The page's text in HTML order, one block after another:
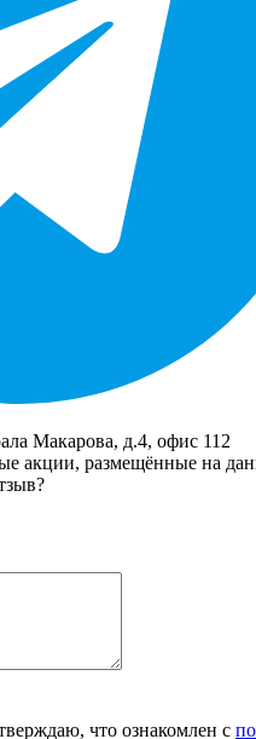
Макарова, д.4, офис 112
акции, размещённые на
что ознакомлен с